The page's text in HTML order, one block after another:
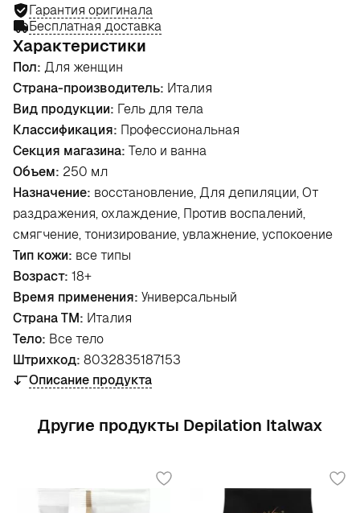
Гарантия оригинала
Бесплатная доставка
Характеристики
Пол: Для женщин
Страна-производитель: Италия
Вид продукции: Гель для тела
Классификация: Профессиональная
Секция магазина: Тело и ванна
Объем: 250 мл
Назначение: восстановление, Для депиляции, От
раздражения, охлаждение, Против воспалений,
смягчение, тонизирование, увлажнение, успокоение
Тип кожи: все типы
Возраст: 18+
Время применения: Универсальный
Страна ТМ: Италия
Тело: Все тело
Штрихкод: 8032835187153
Описание продукта
Другие продукты Depilation Italwax